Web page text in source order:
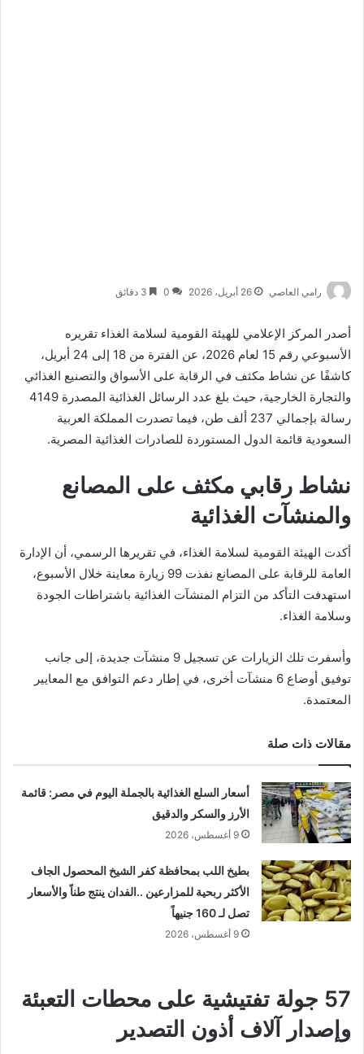
رامي العاصي 26 أبريل، 2026 0
أصدر المركز الإعلامي للهيئة القومية لسلامة الغذاء تقريره
الأسبوعي رقم 15 لعام 2026، عن الفترة من 18 إلى 24 أبريل،
كاشفًا عن نشاط مكثف في الرقابة على الأسواق والتصنيع الغذائي
والتجارة الخارجية، حيث بلغ عدد الرسائل الغذائية المصدرة 4149
رسالة بإجمالي 237 ألف طن، فيما تصدرت المملكة العربية
السعودية قائمة الدول المستوردة للصادرات الغذائية المصرية.
نشاط رقابي مكثف على المصانع
والمنشآت الغذائية
أكدت الهيئة القومية لسلامة الغذاء، في تقريرها الرسمي، أن الإدارة
العامة للرقابة على المصانع نفذت 99 زيارة معاينة خلال الأسبوع،
استهدفت التأكد من التزام المنشآت الغذائية باشتراطات الجودة
وسلامة الغذاء.
وأسفرت تلك الزيارات عن تسجيل 9 منشآت جديدة، إلى جانب
توفيق أوضاع 6 منشآت أخرى، في إطار دعم التوافق مع المعايير
المعتمدة.
مقالات ذات صلة
أسعار السلع الغذائية بالجملة اليوم في مصر: قائمة
الأرز والسكر والدقيق
9 أغسطس، 2026
بطيخ اللب بمحافظة كفر الشيخ المحصول الجاف
الأكثر ربحية للمزارعين ..الفدان ينتج طناً والأسعار
تصل لـ 160 جنيهاً
9 أغسطس، 2026
57 جولة تفتيشية على محطات التعبئة
وإصدار آلاف أذون التصدير